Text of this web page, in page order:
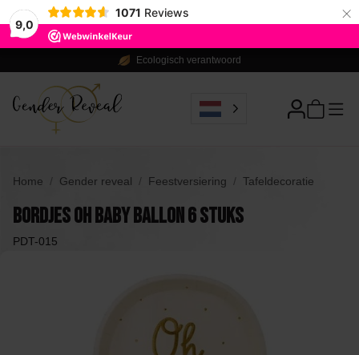
9,0
1071 Reviews ×
Ecologisch verantwoord
Home Gender reveal Feestversiering Tafeldecoratie
Bordjes Oh Baby Ballon 6 stuks
PDT-015